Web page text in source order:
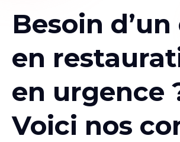
Besoin
en
en urgence
Voici nos